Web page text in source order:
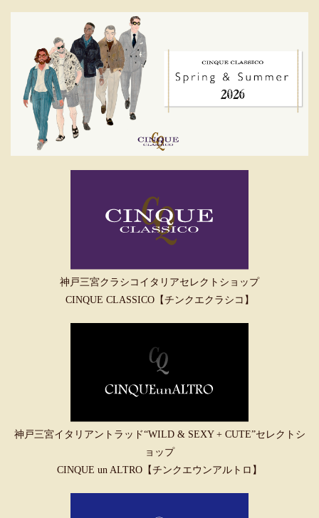
神戸三宮クラシコイタリアセレクトショップ
CINQUE CLASSICO【チンクエクラシコ】
神戸三宮イタリアントラッド“WILD & SEXY + CUTE”セレクトシ
ョップ
CINQUE un ALTRO【チンクエウンアルトロ】